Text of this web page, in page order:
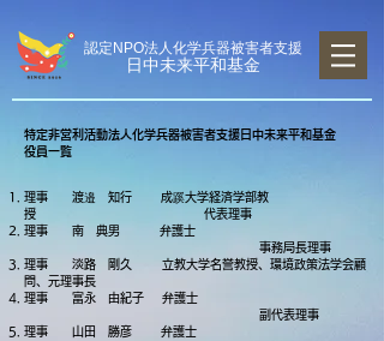
認定NPO法人化学兵器被害者支援
日中未来平和基金
特定非営利活動法人化学兵器被害者支援日中未来平和基金
役員一覧
理事 渡邉 知行 成蹊大学経済学部教
授 代表理事
理事 南 典男 弁護士
事務局長理事
理事 淡路 剛久 立教大学名誉教授、環境政策法学会顧
問、元理事長
理事 富永 由紀子 弁護士
副代表理事
理事 山田 勝彦 弁護士